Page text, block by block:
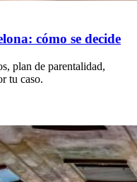
cómo se decide
plan de parentalidad,
tu caso.